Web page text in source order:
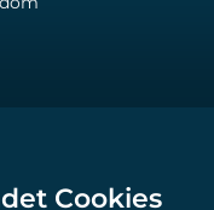
Cookies